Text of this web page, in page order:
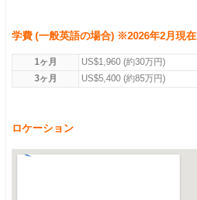
学費 (一般英語の場合) ※2026年2月現在
1ヶ月
US$1,960 (約30万円)
3ヶ月
US$5,400 (約85万円)
ロケーション